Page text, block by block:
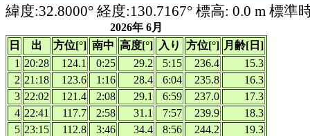
緯度:32.8000° 経度:130.7167° 標高: 0.0 m 標準
2026年 6月
日
出 方位[°] 南中 高度[°] 入り 方位[°] 月齢[日]
1 20:28 124.1 0:25 29.2 5:15 236.4
15.3
2 21:18 123.6 1:16 28.4 6:04 235.8
16.3
3 22:02 121.4 2:08 29.1 6:59 237.0
17.3
4 22:41 117.7 2:58 31.1 7:57 239.9
18.3
5 23:15 112.8 3:46 34.4 8:56 244.2
19.3